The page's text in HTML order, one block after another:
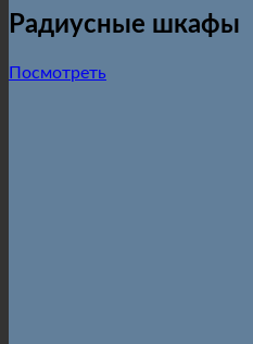
Радиусные шкафы
Посмотреть